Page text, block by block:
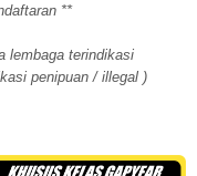
**
lembaga terindikasi
penipuan / illegal )